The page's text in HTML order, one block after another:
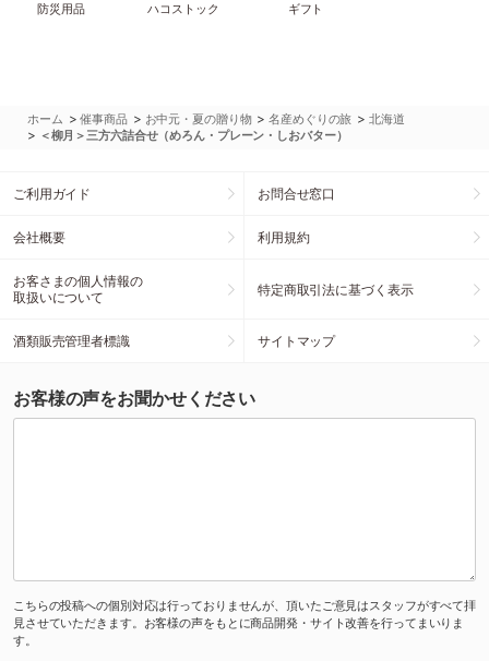
防災用品 ハコストック ギフト
ホーム >催事商品 > お中元・夏の贈り物 >名産めぐりの旅 >北海道
> ＜柳月＞三方六詰合せ（めろん・プレーン・しおバター）
ご利用ガイド お問合せ窓口
会社概要 利用規約
お客さまの個人情報の
取扱いについて
特定商取引法に基づく表示
酒類販売管理者標識 サイトマップ
お客様の声をお聞かせください
こちらの投稿への個別対応は行っておりませんが、頂いたご意見はスタッフがすべて拝
見させていただきます。お客様の声をもとに商品開発・サイト改善を行ってまいりま
す。